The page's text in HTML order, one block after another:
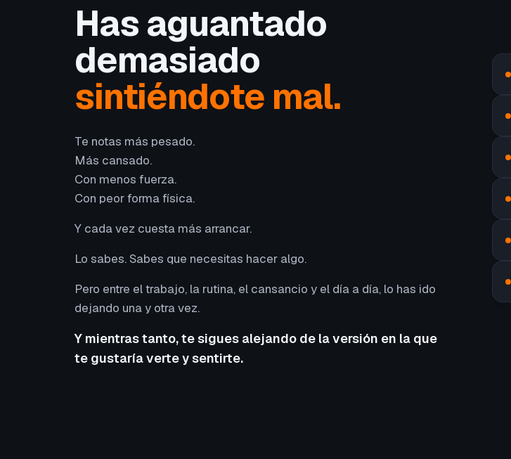
Has aguantado
demasiado
sintiéndote mal.
Te notas más pesado.
Más cansado.
Con menos fuerza.
Con peor forma física.
Y cada vez cuesta más arrancar.
Lo sabes. Sabes que necesitas hacer algo.
Pero entre el trabajo, la rutina, el cansancio y el día a día, lo has ido
dejando una y otra vez.
Y mientras tanto, te sigues alejando de la versión en la que
te gustaría verte y sentirte.